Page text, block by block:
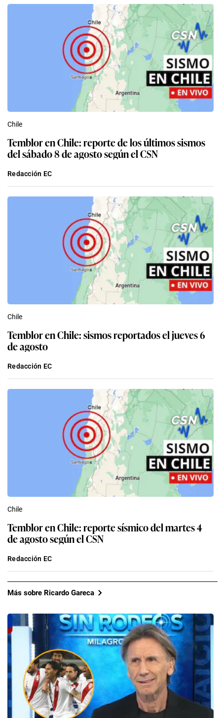
Chile
Temblor en Chile: reporte de los últimos sismos
del sábado 8 de agosto según el CSN
Redacción EC
Chile
Temblor en Chile: sismos reportados el jueves 6
de agosto
Redacción EC
Chile
Temblor en Chile: reporte sísmico del martes 4
de agosto según el CSN
Redacción EC
Más sobre Ricardo Gareca